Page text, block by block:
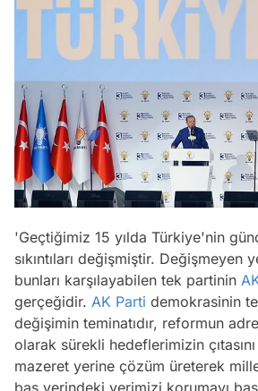
'Geçtiğimiz 15 yılda Türkiye'nin
sıkıntıları değişmiştir. Değişmeyen
bunları karşılayabilen tek partinin
gerçeğidir. AK Parti demokrasinin
değişimin teminatıdır, reformun
olarak sürekli hedeflerimizin
mazeret yerine çözüm üreterek